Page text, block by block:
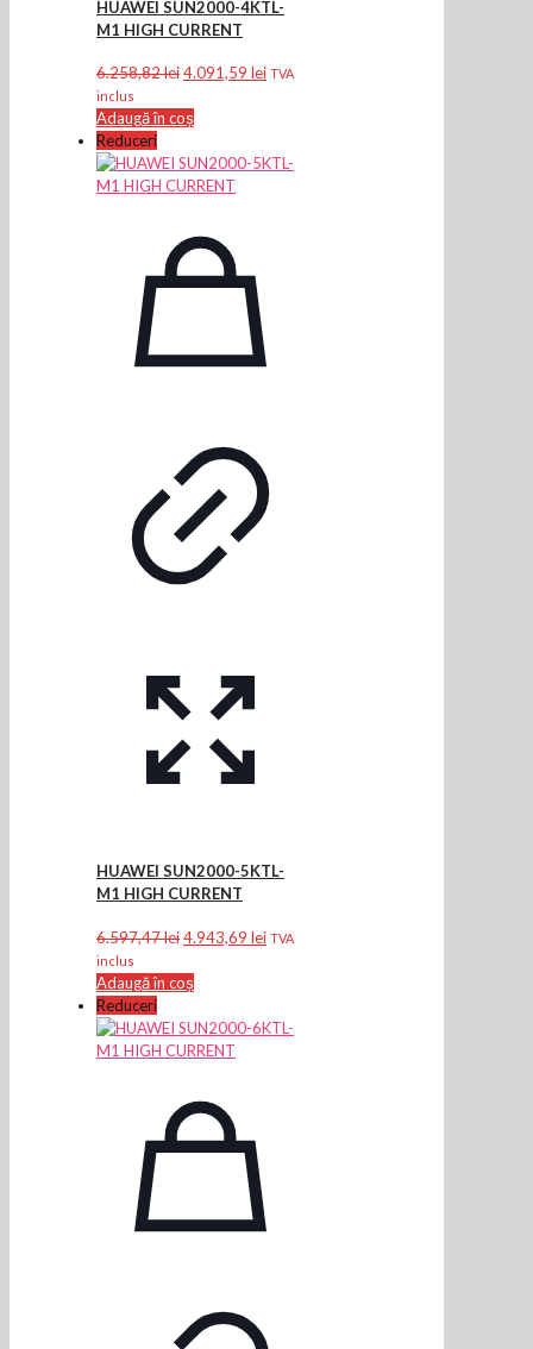
HUAWEI SUN2000-4KTL-
M1 HIGH CURRENT
6.258,82leiPrețul
a
6.258,82 lei.
4.091,59 leiPrețul
TVA
inclus
Adaugă în coș
Reduceri
HUAWEI SUN2000-5KTL-
M1 HIGH CURRENT
6.597,47leiPrețul
a
6.597,47 lei.
4.943,69 leiPrețul
TVA
inclus
Adaugă în coș
Reduceri